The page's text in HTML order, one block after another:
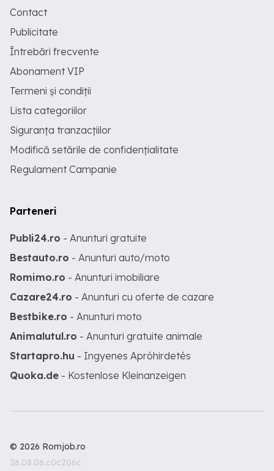
Contact
Publicitate
Întrebări frecvente
Abonament VIP
Termeni și condiții
Lista categoriilor
Siguranța tranzacțiilor
Modifică setările de confidențialitate
Regulament Campanie
Parteneri
Publi24.ro - Anunturi gratuite
Bestauto.ro - Anunturi auto/moto
Romimo.ro - Anunturi imobiliare
Cazare24.ro - Anunturi cu oferte de cazare
Bestbike.ro - Anunturi moto
Animalutul.ro - Anunturi gratuite animale
Startapro.hu - Ingyenes Apróhirdetés
Quoka.de - Kostenlose Kleinanzeigen
© 2026 Romjob.ro
26.08.06.c0c206c